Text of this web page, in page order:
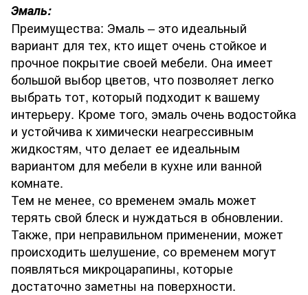
Эмаль:
Преимущества: Эмаль – это идеальный
вариант для тех, кто ищет очень стойкое и
прочное покрытие своей мебели. Она имеет
большой выбор цветов, что позволяет легко
выбрать тот, который подходит к вашему
интерьеру. Кроме того, эмаль очень водостойка
и устойчива к химически неагрессивным
жидкостям, что делает ее идеальным
вариантом для мебели в кухне или ванной
комнате.
Тем не менее, со временем эмаль может
терять свой блеск и нуждаться в обновлении.
Также, при неправильном применении, может
происходить шелушение, со временем могут
появляться микроцарапины, которые
достаточно заметны на поверхности.